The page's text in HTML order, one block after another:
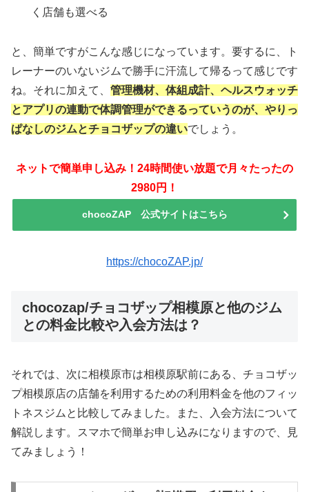
く店舗も選べる
と、簡単ですがこんな感じになっています。要するに、ト
レーナーのいないジムで勝手に汗流して帰るって感じです
ね。それに加えて、 管理機材、体組成計、ヘルスウォッチ
とアプリの連動で体調管理ができるっていうのが、やりっ
ぱなしのジムとチョコザップの違いでしょう。
ネットで簡単申し込み！24時間使い放題で月々たったの
2980円！
chocoZAP 公式サイトはこちら
https://chocoZAP.jp/
chocozap/チョコザップ相模原と他のジム
との料金比較や入会方法は？
それでは、次に相模原市は相模原駅前にある、チョコザッ
プ相模原店の店舗を利用するための利用料金を他のフィッ
トネスジムと比較してみました。また、入会方法について
解説します。スマホで簡単お申し込みになりますので、見
てみましょう！